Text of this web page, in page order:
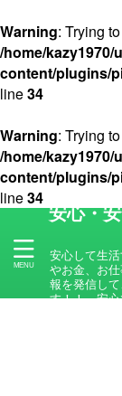
Warning: Trying
/home/
content/plugins/
line34
Warning: Trying
/home/
content/plugins/
line34
安心・
安心して生
やお金、お
報を発信し
す！！ 安心